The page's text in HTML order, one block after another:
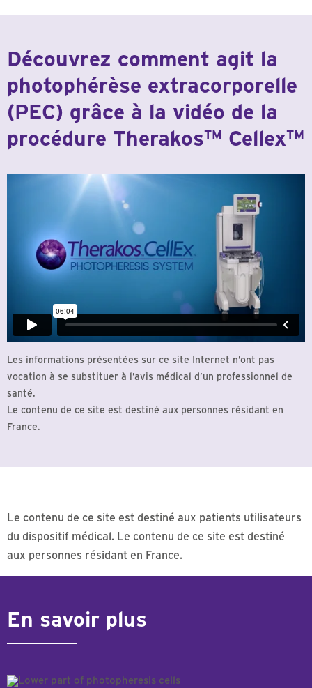
Découvrez comment agit la
photophérèse extracorporelle
(PEC) grâce à la vidéo de la
procédure TherakosTM CellexTM
Les informations présentées sur ce site Internet n’ont pas
vocation à se substituer à l’avis médical d’un professionnel de
santé.
Le contenu de ce site est destiné aux personnes résidant en
France.
Le contenu de ce site est destiné aux patients utilisateurs
du dispositif médical. Le contenu de ce site est destiné
aux personnes résidant en France.
En savoir plus